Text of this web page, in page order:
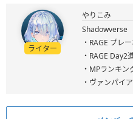
ライター
やりこみ
Shadowverse
・RAGE プレ
・RAGE Day2
・MPランキ
・ヴァンパイ